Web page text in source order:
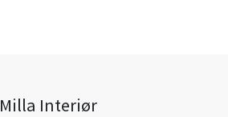
Milla Interiør